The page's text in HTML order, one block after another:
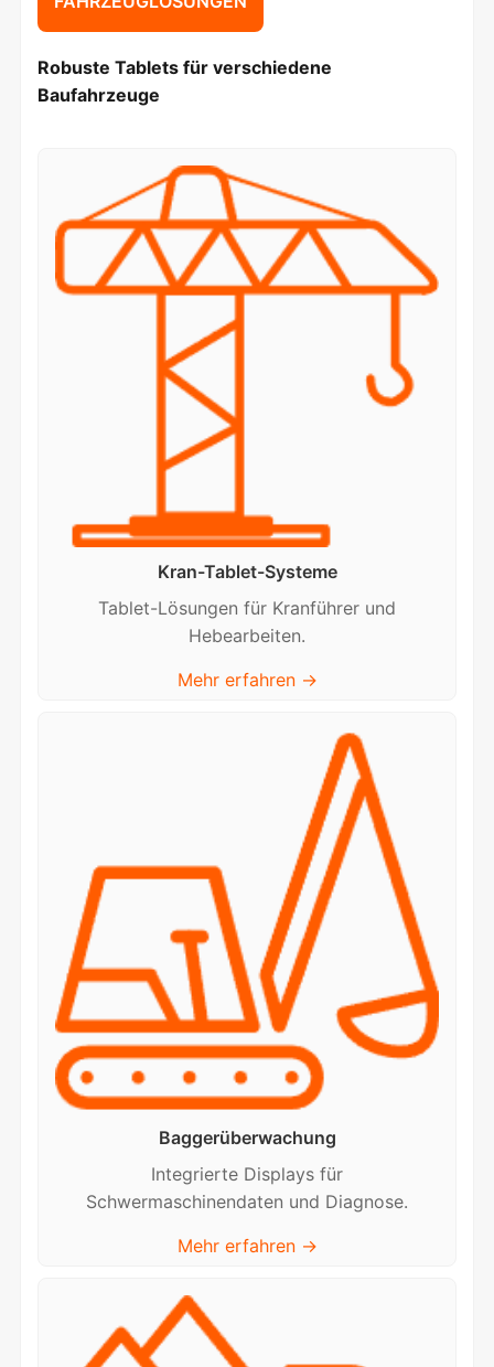
Robuste Tablets für verschiedene
Baufahrzeuge
Kran-Tablet-Systeme
Tablet-Lösungen für Kranführer und
Hebearbeiten.
Mehr erfahren →
Baggerüberwachung
Integrierte Displays für
Schwermaschinendaten und Diagnose.
Mehr erfahren →